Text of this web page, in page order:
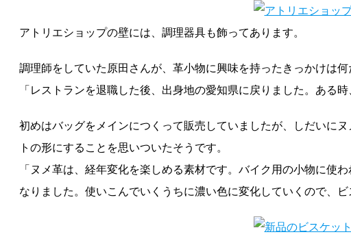
アトリエショップの壁には、調理器具も飾ってあります。
調理師をしていた原田さんが、革小物に興味を持ったきっかけは何
「レストランを退職した後、出身地の愛知県に戻りました。ある
初めはバッグをメインにつくって販売していましたが、しだいに
トの形にすることを思いついたそうです。
「ヌメ革は、経年変化を楽しめる素材です。バイク用の小物に使
なりました。使いこんでいくうちに濃い色に変化していくので、